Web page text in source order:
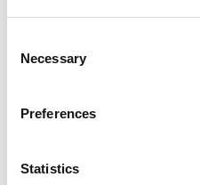
Selection
Necessary
Preferences
Statistics